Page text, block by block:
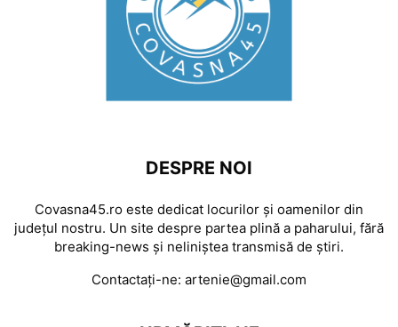
DESPRE NOI
Covasna45.ro este dedicat locurilor și oamenilor din
județul nostru. Un site despre partea plină a paharului, fără
breaking-news și neliniștea transmisă de știri.
Contactați-ne: artenie@gmail.com